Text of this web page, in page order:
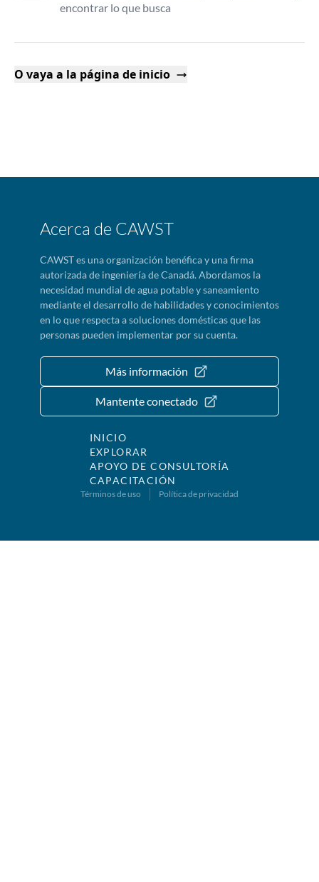
encontrar lo que busca
O vaya a la página de inicio
Acerca de CAWST
CAWST es una organización benéfica y una firma
autorizada de ingeniería de Canadá. Abordamos la
necesidad mundial de agua potable y saneamiento
mediante el desarrollo de habilidades y conocimientos
en lo que respecta a soluciones domésticas que las
personas pueden implementar por su cuenta.
Más información
Mantente conectado
INICIO
EXPLORAR
APOYO DE CONSULTORÍA
CAPACITACIÓN
Términos de uso Política de privacidad